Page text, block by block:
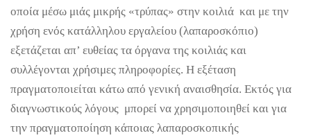
οποία μέσω μιάς μικρής «τρύπας» στην κοιλιά και με την
χρήση ενός κατάλληλου εργαλείου (λαπαροσκόπιο)
εξετάζεται απ’ ευθείας τα όργανα της κοιλιάς και
συλλέγονται χρήσιμες πληροφορίες. Η εξέταση
πραγματοποιείται κάτω από γενική αναισθησία. Εκτός για
διαγνωστικούς λόγους μπορεί να χρησιμοποιηθεί και για
την πραγματοποίηση κάποιας λαπαροσκοπικής